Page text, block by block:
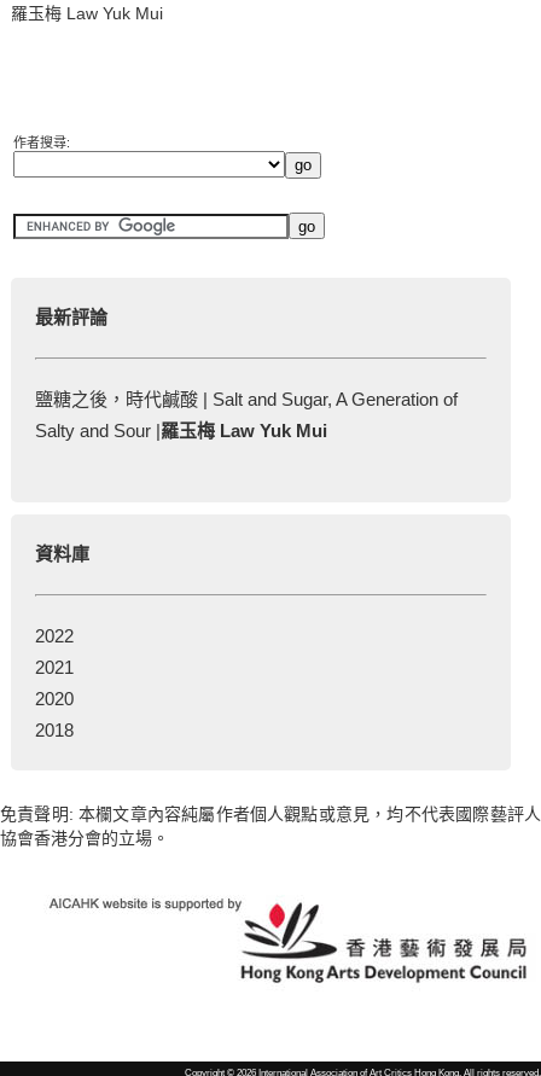
羅玉梅 Law Yuk Mui
作者搜尋:
最新評論
鹽糖之後，時代鹹酸 | Salt and Sugar, A Generation of
Salty and Sour |羅玉梅 Law Yuk Mui
資料庫
2022
2021
2020
2018
免責聲明: 本欄文章內容純屬作者個人觀點或意見，均不代表國際藝評人
協會香港分會的立場。
Copyright © 2026 International Association of Art Critics Hong Kong. All rights reserved.